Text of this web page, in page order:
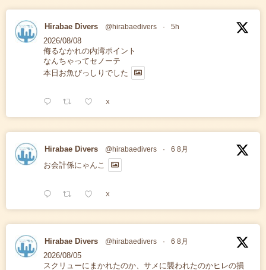
Hirabae Divers @hirabaedivers · 5h
2026/08/08
侮るなかれの内湾ポイント
なんちゃってセノーテ
本日お魚びっしりでした
X
Hirabae Divers @hirabaedivers · 6 8月
お会計係にゃんこ
X
Hirabae Divers @hirabaedivers · 6 8月
2026/08/05
スクリューにまかれたのか、サメに襲われたのかヒレの損